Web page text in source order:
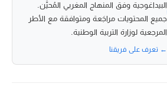
البيداغوجية وفق المنهاج المغربي المُحيَّن.
جميع المحتويات مراجَعة ومتوافقة مع الأطر
المرجعية لوزارة التربية الوطنية.
← تعرف على فريقنا